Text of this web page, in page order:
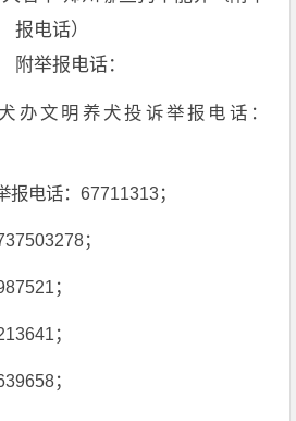
举报电话：
文明养犬投诉举报电话：
电话：67711313；
；
；
；
；